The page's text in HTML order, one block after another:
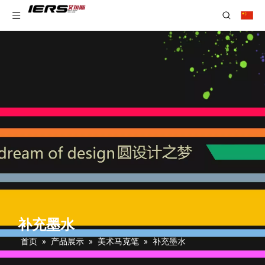
补充墨水
首页 » 产品展示 » 美术马克笔 » 补充墨水